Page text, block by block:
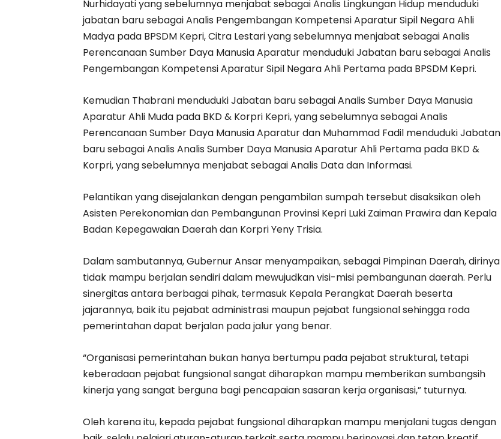
Nurhidayati yang sebelumnya menjabat sebagai Analis Lingkungan Hidup menduduki
jabatan baru sebagai Analis Pengembangan Kompetensi Aparatur Sipil Negara Ahli
Madya pada BPSDM Kepri, Citra Lestari yang sebelumnya menjabat sebagai Analis
Perencanaan Sumber Daya Manusia Aparatur menduduki Jabatan baru sebagai Analis
Pengembangan Kompetensi Aparatur Sipil Negara Ahli Pertama pada BPSDM Kepri.
Kemudian Thabrani menduduki Jabatan baru sebagai Analis Sumber Daya Manusia
Aparatur Ahli Muda pada BKD & Korpri Kepri, yang sebelumnya sebagai Analis
Perencanaan Sumber Daya Manusia Aparatur dan Muhammad Fadil menduduki Jabatan
baru sebagai Analis Analis Sumber Daya Manusia Aparatur Ahli Pertama pada BKD &
Korpri, yang sebelumnya menjabat sebagai Analis Data dan Informasi.
Pelantikan yang disejalankan dengan pengambilan sumpah tersebut disaksikan oleh
Asisten Perekonomian dan Pembangunan Provinsi Kepri Luki Zaiman Prawira dan Kepala
Badan Kepegawaian Daerah dan Korpri Yeny Trisia.
Dalam sambutannya, Gubernur Ansar menyampaikan, sebagai Pimpinan Daerah, dirinya
tidak mampu berjalan sendiri dalam mewujudkan visi-misi pembangunan daerah. Perlu
sinergitas antara berbagai pihak, termasuk Kepala Perangkat Daerah beserta
jajarannya, baik itu pejabat administrasi maupun pejabat fungsional sehingga roda
pemerintahan dapat berjalan pada jalur yang benar.
“Organisasi pemerintahan bukan hanya bertumpu pada pejabat struktural, tetapi
keberadaan pejabat fungsional sangat diharapkan mampu memberikan sumbangsih
kinerja yang sangat berguna bagi pencapaian sasaran kerja organisasi,” tuturnya.
Oleh karena itu, kepada pejabat fungsional diharapkan mampu menjalani tugas dengan